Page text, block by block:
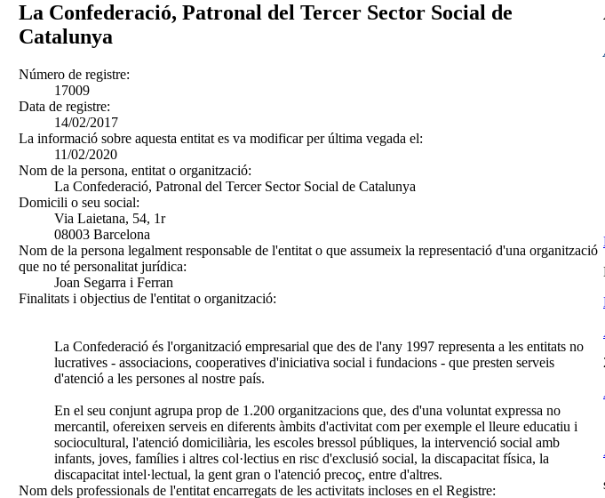
La Confederació, Patronal del Tercer Sector Social de
Catalunya
Número de registre:
17009
Data de registre:
14/02/2017
La informació sobre aquesta entitat es va modificar per última vegada el:
11/02/2020
Nom de la persona, entitat o organització:
La Confederació, Patronal del Tercer Sector Social de Catalunya
Domicili o seu social:
Via Laietana, 54, 1r
08003 Barcelona
Nom de la persona legalment responsable de l'entitat o que assumeix la representació d'una organització
que no té personalitat jurídica:
Joan Segarra i Ferran
Finalitats i objectius de l'entitat o organització:
La Confederació és l'organització empresarial que des de l'any 1997 representa a les entitats no
lucratives - associacions, cooperatives d'iniciativa social i fundacions - que presten serveis
d'atenció a les persones al nostre país.
En el seu conjunt agrupa prop de 1.200 organitzacions que, des d'una voluntat expressa no
mercantil, ofereixen serveis en diferents àmbits d'activitat com per exemple el lleure educatiu i
sociocultural, l'atenció domiciliària, les escoles bressol públiques, la intervenció social amb
infants, joves, famílies i altres col·lectius en risc d'exclusió social, la discapacitat física, la
discapacitat intel·lectual, la gent gran o l'atenció precoç, entre d'altres.
Nom dels professionals de l'entitat encarregats de les activitats incloses en el Registre: